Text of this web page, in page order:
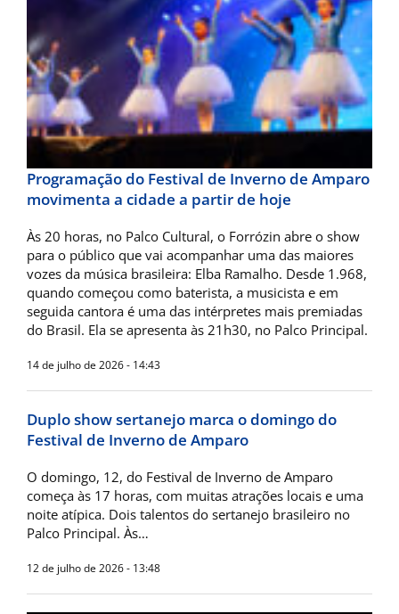
Programação do Festival de Inverno de Amparo
movimenta a cidade a partir de hoje
Às 20 horas, no Palco Cultural, o Forrózin abre o show
para o público que vai acompanhar uma das maiores
vozes da música brasileira: Elba Ramalho. Desde 1.968,
quando começou como baterista, a musicista e em
seguida cantora é uma das intérpretes mais premiadas
do Brasil. Ela se apresenta às 21h30, no Palco Principal.
14 de julho de 2026 - 14:43
Duplo show sertanejo marca o domingo do
Festival de Inverno de Amparo
O domingo, 12, do Festival de Inverno de Amparo
começa às 17 horas, com muitas atrações locais e uma
noite atípica. Dois talentos do sertanejo brasileiro no
Palco Principal. Às…
12 de julho de 2026 - 13:48